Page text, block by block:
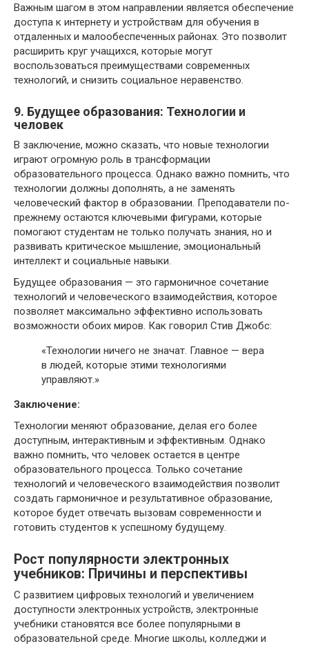
Важным шагом в этом направлении является обеспечение
доступа к интернету и устройствам для обучения в
отдаленных и малообеспеченных районах. Это позволит
расширить круг учащихся, которые могут
воспользоваться преимуществами современных
технологий, и снизить социальное неравенство.
9. Будущее образования: Технологии и
человек
В заключение, можно сказать, что новые технологии
играют огромную роль в трансформации
образовательного процесса. Однако важно помнить, что
технологии должны дополнять, а не заменять
человеческий фактор в образовании. Преподаватели по-
прежнему остаются ключевыми фигурами, которые
помогают студентам не только получать знания, но и
развивать критическое мышление, эмоциональный
интеллект и социальные навыки.
Будущее образования — это гармоничное сочетание
технологий и человеческого взаимодействия, которое
позволяет максимально эффективно использовать
возможности обоих миров. Как говорил Стив Джобс:
«Технологии ничего не значат. Главное — вера
в людей, которые этими технологиями
управляют.»
Заключение:
Технологии меняют образование, делая его более
доступным, интерактивным и эффективным. Однако
важно помнить, что человек остается в центре
образовательного процесса. Только сочетание
технологий и человеческого взаимодействия позволит
создать гармоничное и результативное образование,
которое будет отвечать вызовам современности и
готовить студентов к успешному будущему.
Рост популярности электронных
учебников: Причины и перспективы
С развитием цифровых технологий и увеличением
доступности электронных устройств, электронные
учебники становятся все более популярными в
образовательной среде. Многие школы, колледжи и